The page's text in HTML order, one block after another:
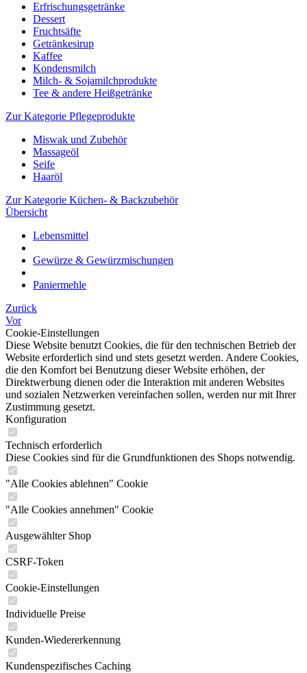
Erfrischungsgetränke
Dessert
Fruchtsäfte
Getränkesirup
Kaffee
Kondensmilch
Milch- & Sojamilchprodukte
Tee & andere Heißgetränke
Zur Kategorie Pflegeprodukte
Miswak und Zubehör
Massageöl
Seife
Haaröl
Zur Kategorie Küchen- & Backzubehör
Übersicht
Lebensmittel
Gewürze & Gewürzmischungen
Paniermehle
Zurück
Vor
Cookie-Einstellungen
Diese Website benutzt Cookies, die für den technischen Betrieb der
Website erforderlich sind und stets gesetzt werden. Andere Cookies,
die den Komfort bei Benutzung dieser Website erhöhen, der
Direktwerbung dienen oder die Interaktion mit anderen Websites
und sozialen Netzwerken vereinfachen sollen, werden nur mit Ihrer
Zustimmung gesetzt.
Konfiguration
Technisch erforderlich
Diese Cookies sind für die Grundfunktionen des Shops notwendig.
"Alle Cookies ablehnen" Cookie
"Alle Cookies annehmen" Cookie
Ausgewählter Shop
CSRF-Token
Cookie-Einstellungen
Individuelle Preise
Kunden-Wiedererkennung
Kundenspezifisches Caching